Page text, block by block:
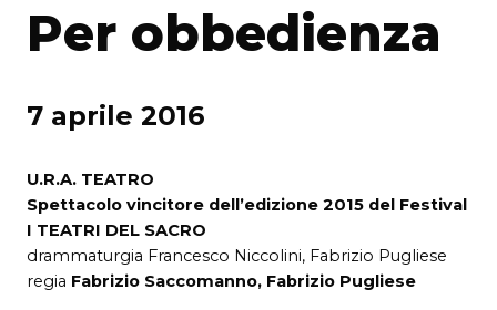
Per obbedienza
7 aprile 2016
U.R.A. TEATRO
Spettacolo vincitore dell’edizione 2015 del Festival
I TEATRI DEL SACRO
drammaturgia Francesco Niccolini, Fabrizio Pugliese
regia Fabrizio Saccomanno, Fabrizio Pugliese